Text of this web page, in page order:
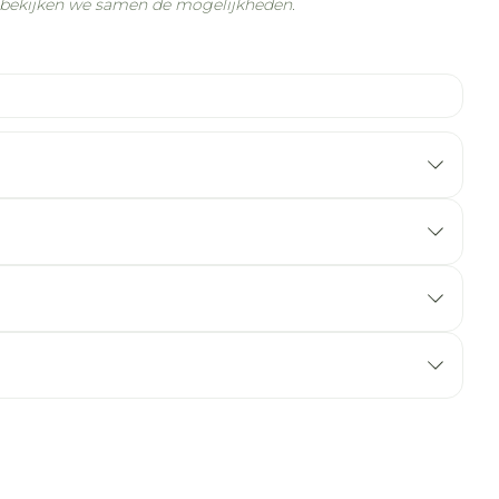
we samen de mogelijkheden.